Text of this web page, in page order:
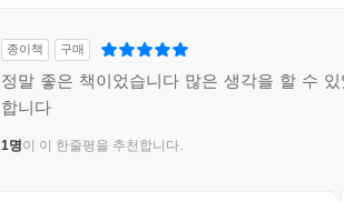
종이책 구매
정말 좋은 책이었습니다 많은 생각을 할 수
합니다
1명이 이 한줄평을 추천합니다.